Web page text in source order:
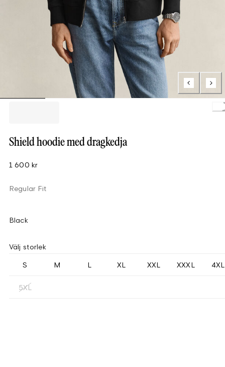
Shield hoodie med dragkedja
1 600 kr
Regular Fit
Black
Välj storlek
S M L XL XXL XXXL 4XL
5XL